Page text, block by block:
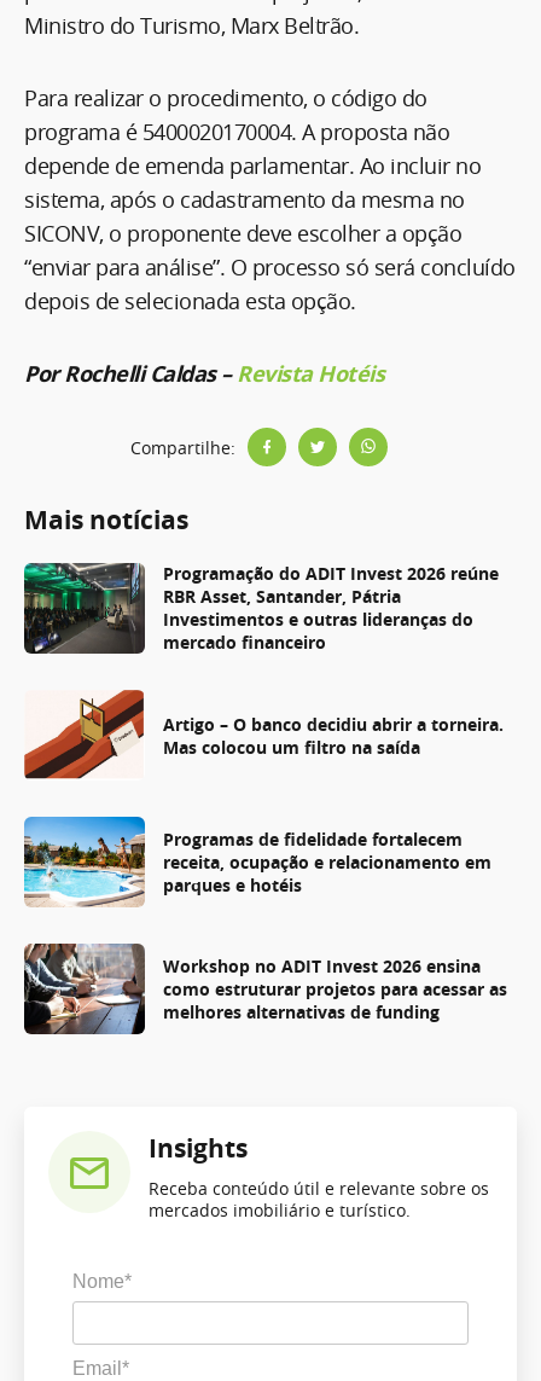
Ministro do Turismo, Marx Beltrão.
Para realizar o procedimento, o código do
programa é 5400020170004. A proposta não
depende de emenda parlamentar. Ao incluir no
sistema, após o cadastramento da mesma no
SICONV, o proponente deve escolher a opção
“enviar para análise”. O processo só será concluído
depois de selecionada esta opção.
Por Rochelli Caldas –Revista Hotéis
Compartilhe:
Mais notícias
Programação do ADIT Invest 2026 reúne
RBR Asset, Santander, Pátria
Investimentos e outras lideranças do
mercado financeiro
Artigo – O banco decidiu abrir a torneira.
Mas colocou um filtro na saída
Programas de fidelidade fortalecem
receita, ocupação e relacionamento em
parques e hotéis
Workshop no ADIT Invest 2026 ensina
como estruturar projetos para acessar as
melhores alternativas de funding
Insights
Receba conteúdo útil e relevante sobre os
mercados imobiliário e turístico.
Nome*
Email*